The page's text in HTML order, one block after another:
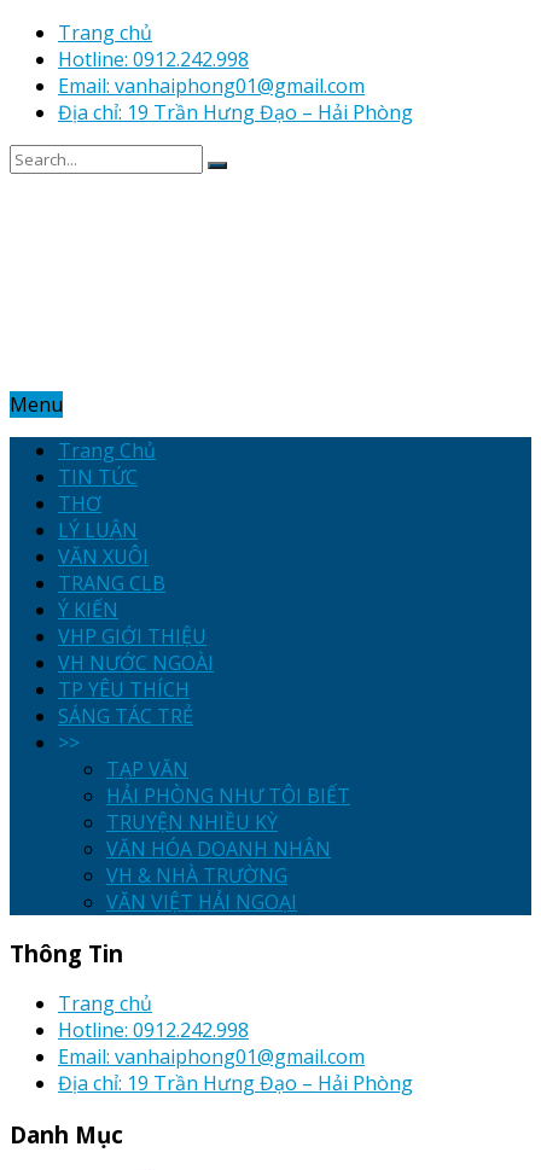
Trang chủ
Hotline: 0912.242.998
Email: vanhaiphong01@gmail.com
Địa chỉ: 19 Trần Hưng Đạo – Hải Phòng
Menu
Trang Chủ
TIN TỨC
THƠ
LÝ LUẬN
VĂN XUÔI
TRANG CLB
Ý KIẾN
VHP GIỚI THIỆU
VH NƯỚC NGOÀI
TP YÊU THÍCH
SÁNG TÁC TRẺ
>>
TẠP VĂN
HẢI PHÒNG NHƯ TÔI BIẾT
TRUYỆN NHIỀU KỲ
VĂN HÓA DOANH NHÂN
VH & NHÀ TRƯỜNG
VĂN VIỆT HẢI NGOẠI
Thông Tin
Trang chủ
Hotline: 0912.242.998
Email: vanhaiphong01@gmail.com
Địa chỉ: 19 Trần Hưng Đạo – Hải Phòng
Danh Mục